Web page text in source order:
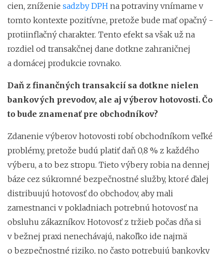
cien, zníženie sadzby DPH na potraviny vnímame v
tomto kontexte pozitívne, pretože bude mať opačný -
protiinflačný charakter. Tento efekt sa však už na
rozdiel od transakčnej dane dotkne zahraničnej
a domácej produkcie rovnako.
Daň z finančných transakcií sa dotkne nielen
bankových prevodov, ale aj výberov hotovosti. Čo
to bude znamenať pre obchodníkov?
Zdanenie výberov hotovosti robí obchodníkom veľké
problémy, pretože budú platiť daň 0,8 % z každého
výberu, a to bez stropu. Tieto výbery robia na dennej
báze cez súkromné bezpečnostné služby, ktoré ďalej
distribuujú hotovosť do obchodov, aby mali
zamestnanci v pokladniach potrebnú hotovosť na
obsluhu zákazníkov. Hotovosť z tržieb počas dňa si
v bežnej praxi nenechávajú, nakoľko ide najmä
o bezpečnostné riziko, no často potrebujú bankovky